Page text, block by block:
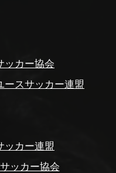
ッカー協会
ースサッカー連盟
ッカー連盟
ッカー協会